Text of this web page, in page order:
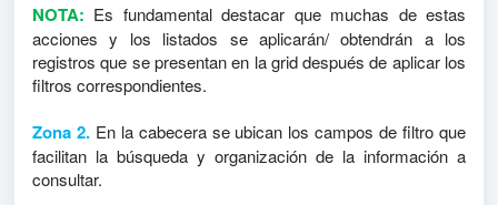
NOTA: Es fundamental destacar que muchas de estas
acciones y los listados se aplicarán/ obtendrán a los
registros que se presentan en la grid después de aplicar los
filtros correspondientes.
Zona 2. En la cabecera se ubican los campos de filtro que
facilitan la búsqueda y organización de la información a
consultar.